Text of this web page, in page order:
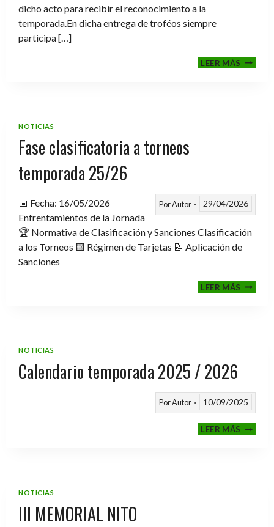
dicho acto para recibir el reconocimiento a la
temporada.En dicha entrega de troféos siempre
participa […]
LEER MÁSCENA-
NOTICIAS
Fase clasificatoria a torneos
temporada 25/26
PorAutor 29/04/2026
📅 Fecha: 16/05/2026
Enfrentamientos de la Jornada
🏆 Normativa de Clasificación y Sanciones Clasificación
a los Torneos 🟨 Régimen de Tarjetas 📝 Aplicación de
Sanciones
LEER MÁSFASE
NOTICIAS
Calendario temporada 2025 / 2026
PorAutor 10/09/2025
LEER MÁS
NOTICIAS
III MEMORIAL NITO